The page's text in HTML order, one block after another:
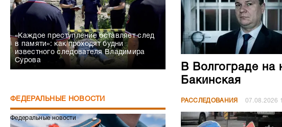
«Каждое преступление оставляет след
в памяти»: как проходят будни
известного следователя Владимира
Сурова
ФЕДЕРАЛЬНЫЕ НОВОСТИ
Федеральные новости
В Волгограде на
Бакинская
РАССЛЕДОВАНИЯ 07.08.2026